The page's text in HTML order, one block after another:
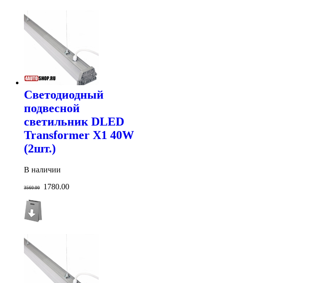
Светодиодный
подвесной
светильник DLED
Transformer X1 40W
(2шт.)
В наличии
3560.00 1780.00